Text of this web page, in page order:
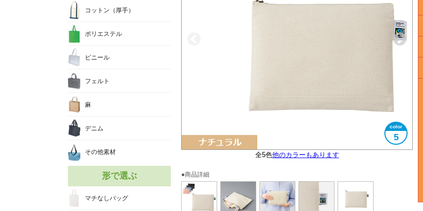
全5色他のカラーもあります
5
使用イメージ
大きさイメージ
フェアトレード認証ラベル付き
●商品詳細
コットン（厚手）
ポリエステル
ビニール
フェルト
麻
デニム
その他素材
形で選ぶ
マチなしバッグ